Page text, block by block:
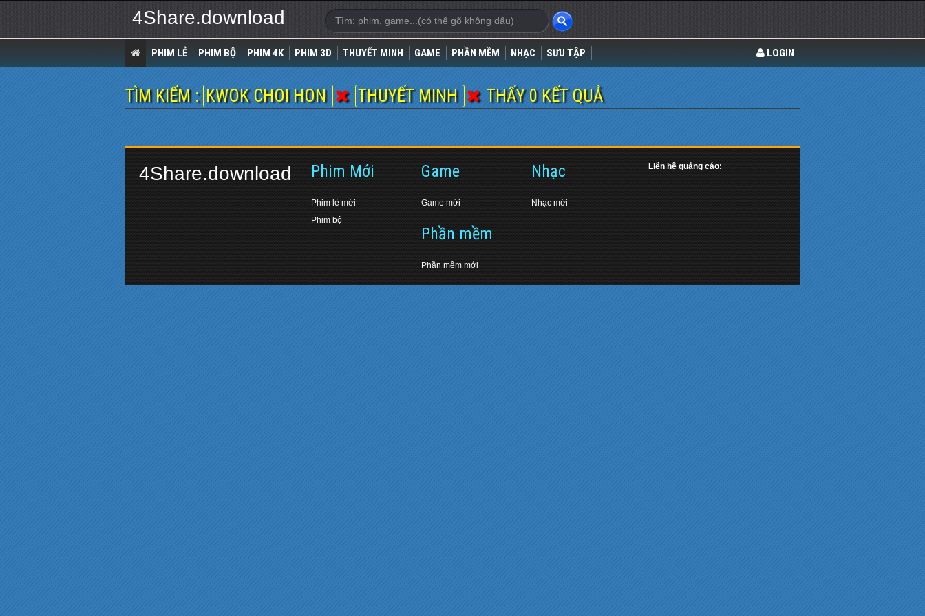
4Share.download
PHIM LẺ PHIM BỘ PHIM 4K PHIM 3D THUYẾT MINH GAME PHẦN MỀM NHẠC SƯU TẬP LOGIN
TÌM KIẾM : KWOK CHOI HON THUYẾT MINH THẤY 0 KẾT QUẢ
4Share.download Phim Mới
Phim lẻ mới
Phim bộ
Game
Game mới
Phần mềm
Phần mềm mới
Nhạc
Nhạc mới
Liên hệ quảng cáo: